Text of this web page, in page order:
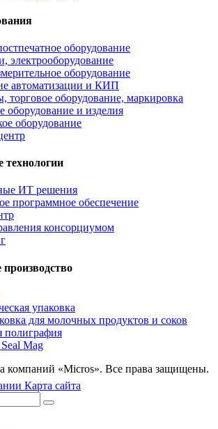
оборудование
электрооборудование
оборудование
автоматизации и КИП
торговое оборудование, маркировка
оборудование и изделия
оборудование
ИТ решения
программное обеспечение
консорциумом
упаковка
для молочных продуктов и соков
полиграфия
Mag
компаний «Micros». Все права защищены.
Карта сайта